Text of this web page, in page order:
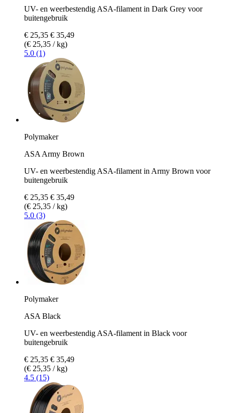
UV- en weerbestendig ASA-filament in Dark Grey voor
buitengebruik
€ 25,35 € 35,49
(€ 25,35 / kg)
5.0 (1)
Polymaker
ASA Army Brown
UV- en weerbestendig ASA-filament in Army Brown voor
buitengebruik
€ 25,35 € 35,49
(€ 25,35 / kg)
5.0 (3)
Polymaker
ASA Black
UV- en weerbestendig ASA-filament in Black voor
buitengebruik
€ 25,35 € 35,49
(€ 25,35 / kg)
4.5 (15)